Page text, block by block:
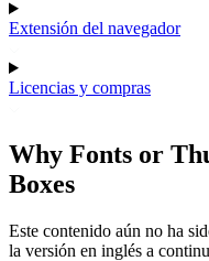
Extensión del navegador
Licencias y compras
Why Fonts or
Boxes
Este contenido aún no ha
la versión en inglés a